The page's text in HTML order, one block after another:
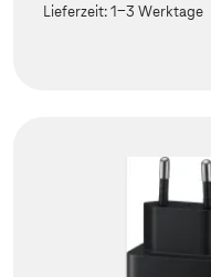
Lieferzeit:1-3 Werktage